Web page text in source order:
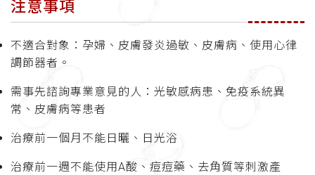
注意事項
不適合對象：孕婦、皮膚發炎過敏、皮膚病、使用心律
調節器者。
需事先諮詢專業意見的人：光敏感病患、免疫系統異
常、皮膚病等患者
治療前一個月不能日曬、日光浴
治療前一週不能使用A酸、痘痘藥、去角質等刺激產